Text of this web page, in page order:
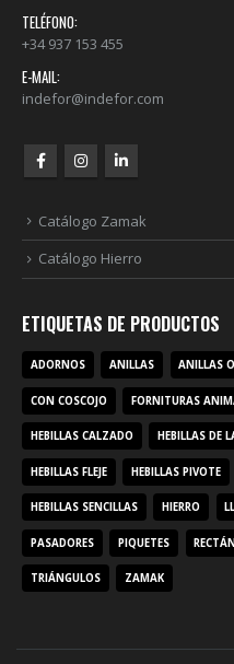
TELÉFONO:
+34 937 153 455
E-MAIL:
indefor@indefor.com
Catálogo Zamak
Catálogo Hierro
ETIQUETAS DE PRODUCTOS
ADORNOS ANILLAS ANILLAS
CON COSCOJO FORNITURAS
HEBILLAS CALZADO HEBILLAS DE
HEBILLAS FLEJE HEBILLAS PIVOTE
HEBILLAS SENCILLAS HIERRO
PASADORES PIQUETES
TRIÁNGULOS ZAMAK